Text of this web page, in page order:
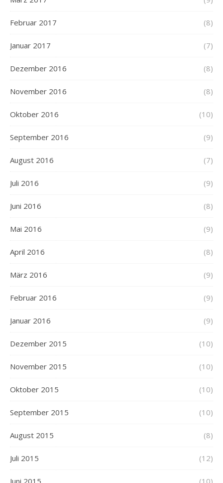
Februar 2017 (8)
Januar 2017 (7)
Dezember 2016 (8)
November 2016 (8)
Oktober 2016 (10)
September 2016 (9)
August 2016 (7)
Juli 2016 (9)
Juni 2016 (8)
Mai 2016 (9)
April 2016 (8)
März 2016 (9)
Februar 2016 (9)
Januar 2016 (9)
Dezember 2015 (10)
November 2015 (10)
Oktober 2015 (10)
September 2015 (10)
August 2015 (8)
Juli 2015 (12)
Juni 2015 (10)